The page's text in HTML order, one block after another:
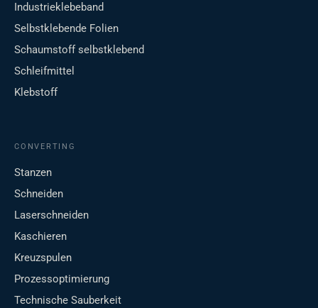
Industrieklebeband
Selbstklebende Folien
Schaumstoff selbstklebend
Schleifmittel
Klebstoff
CONVERTING
Stanzen
Schneiden
Laserschneiden
Kaschieren
Kreuzspulen
Prozessoptimierung
Technische Sauberkeit